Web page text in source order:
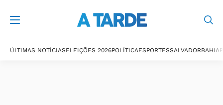
ÚLTIMAS NOTÍCIASELEIÇÕES 2026POLÍTICAESPORTESSALVADORBAHIA